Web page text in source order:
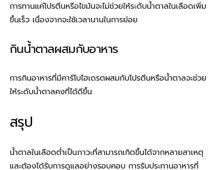
การทานแค่โปรตีนหรือไขมันจะไม่ช่วยให้ระดับน้ำตาลในเลือดเพิ่ม
ขึ้นเร็ว เนื่องจากจะใช้เวลานานในการย่อย
กินน้ำตาลผสมกับอาหาร
การกินอาหารที่มีคาร์โบไฮเดรตผสมกับโปรตีนหรือน้ำตาลจะช่วย
ให้ระดับน้ำตาลคงที่ได้ดีขึ้น
สรุป
น้ำตาลในเลือดต่ำเป็นภาวะที่สามารถเกิดขึ้นได้จากหลายสาเหตุ
และต้องได้รับการดูแลอย่างรอบคอบ การรับประทานอาหารที่